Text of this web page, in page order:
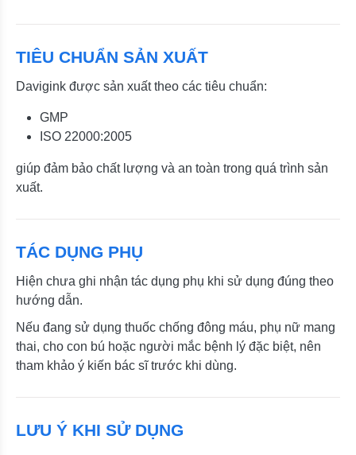
TIÊU CHUẨN SẢN XUẤT
Davigink được sản xuất theo các tiêu chuẩn:
GMP
ISO 22000:2005
giúp đảm bảo chất lượng và an toàn trong quá trình sản
xuất.
TÁC DỤNG PHỤ
Hiện chưa ghi nhận tác dụng phụ khi sử dụng đúng theo
hướng dẫn.
Nếu đang sử dụng thuốc chống đông máu, phụ nữ mang
thai, cho con bú hoặc người mắc bệnh lý đặc biệt, nên
tham khảo ý kiến bác sĩ trước khi dùng.
LƯU Ý KHI SỬ DỤNG